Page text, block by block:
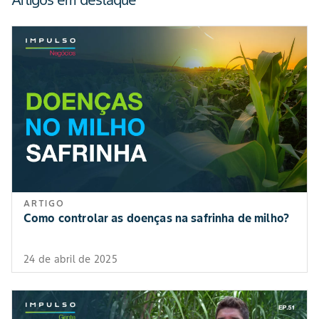
ARTIGO
Como controlar as doenças na safrinha de milho?
24 de abril de 2025